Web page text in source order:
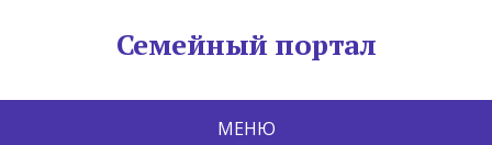
Семейный портал
МЕНЮ